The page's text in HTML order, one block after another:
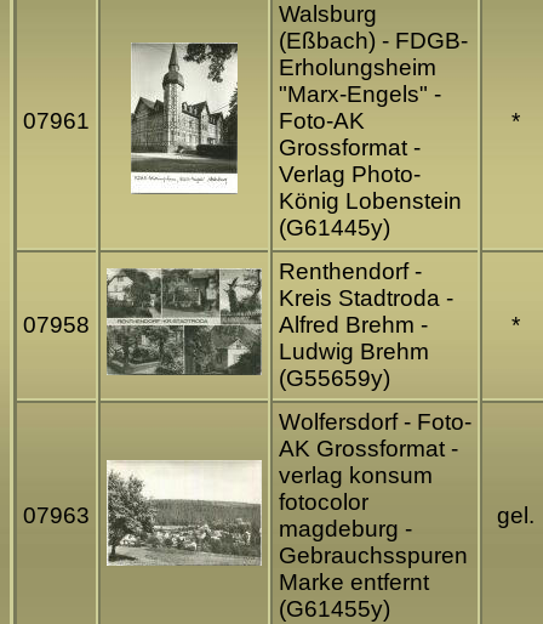
07961
Walsburg
(Eßbach) - FDGB-
Erholungsheim
"Marx-Engels" -
Foto-AK
Grossformat -
Verlag Photo-
König Lobenstein
(G61445y)
*
07958
Renthendorf -
Kreis Stadtroda -
Alfred Brehm -
Ludwig Brehm
(G55659y)
*
07963
Wolfersdorf - Foto-
AK Grossformat -
verlag konsum
fotocolor
magdeburg -
Gebrauchsspuren
Marke entfernt
(G61455y)
gel.